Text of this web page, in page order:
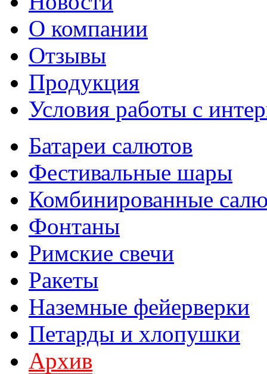
О компании
Отзывы
Продукция
Условия работы с
Батареи салютов
Фестивальные шары
Комбинированные
Фонтаны
Римские свечи
Ракеты
Наземные фейерверки
Петарды и хлопушки
Архив